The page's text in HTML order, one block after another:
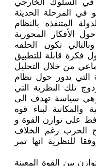
السلوك الخارجي
في المرحلة الحديثة
المتنفذه بالنظام
الأفكار المحورية
تكون الحلقه
فكرة قابلة للتطبيق
من خلال التحليل
التي يدور حول نظام
تلك النظرية التي
جورج كينان عام 1947 وهي سياسة تهدف الى
والمكانية لبناء قوه
على توازن القوة و
الحرب رغم الخلاف
للنظرية انها تمر
بين القوة المعينة